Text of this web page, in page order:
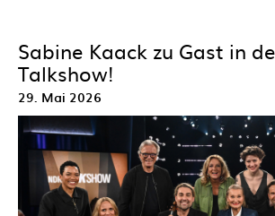
Sabine Kaack zu Gast in
Talkshow!
29. Mai 2026